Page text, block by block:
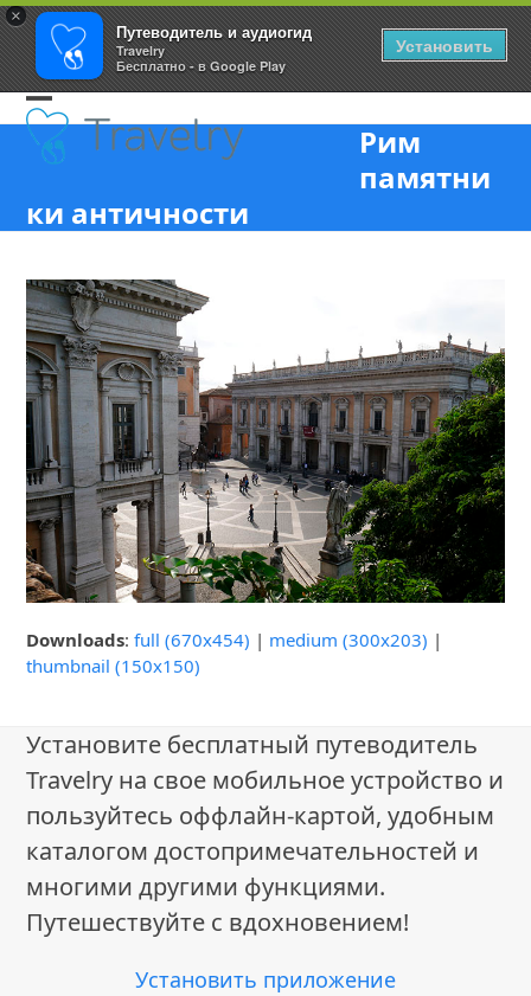
×
Путеводитель и аудиогид
Travelry
Бесплатно - в Google Play
Установить
Skip
to
content
Open
mobile
menu
Close
mobile
menu
Рим
памятни
ки античности
Downloads:full (670x454) | medium (300x203) |
thumbnail (150x150)
Установите бесплатный путеводитель
Travelry на свое мобильное устройство и
пользуйтесь оффлайн-картой, удобным
каталогом достопримечательностей и
многими другими функциями.
Путешествуйте с вдохновением!
Установить приложение